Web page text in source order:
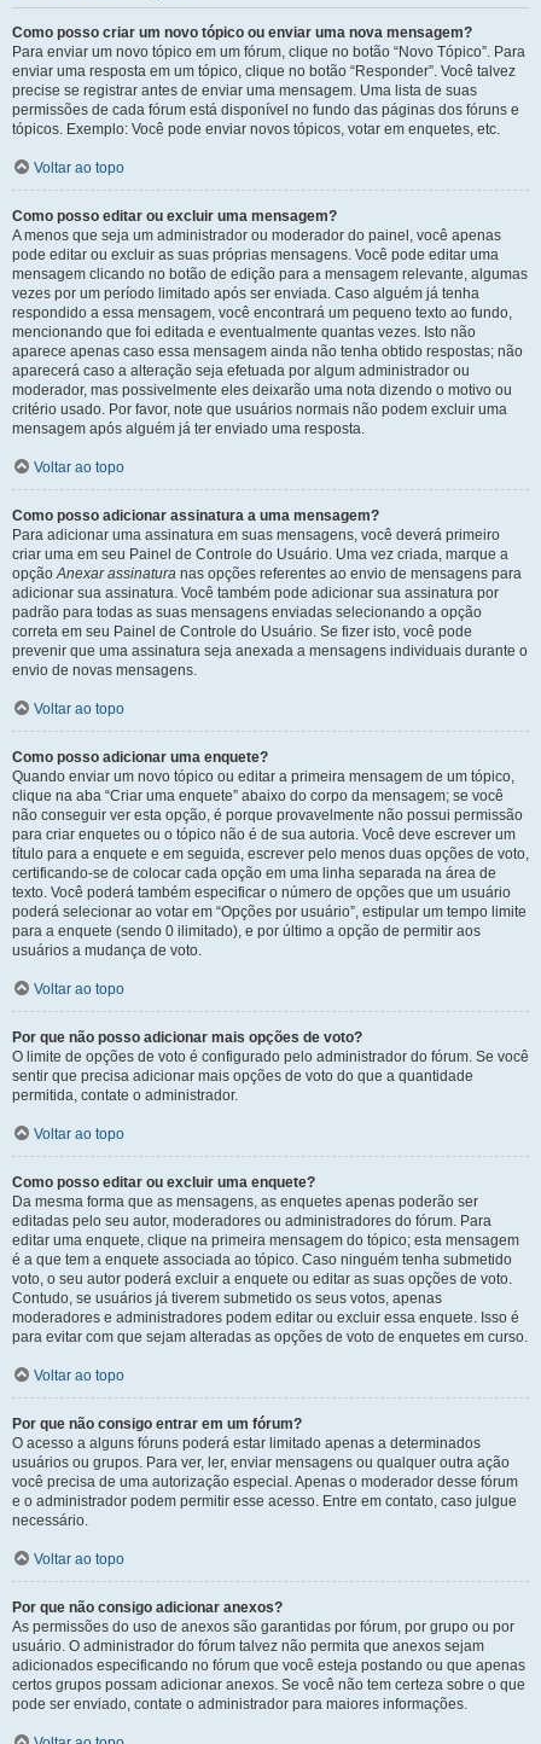
Como posso criar um novo tópico ou enviar uma nova mensagem?
Para enviar um novo tópico em um fórum, clique no botão “Novo Tópico”. Para
enviar uma resposta em um tópico, clique no botão “Responder”. Você talvez
precise se registrar antes de enviar uma mensagem. Uma lista de suas
permissões de cada fórum está disponível no fundo das páginas dos fóruns e
tópicos. Exemplo: Você pode enviar novos tópicos, votar em enquetes, etc.
Voltar ao topo
Como posso editar ou excluir uma mensagem?
A menos que seja um administrador ou moderador do painel, você apenas
pode editar ou excluir as suas próprias mensagens. Você pode editar uma
mensagem clicando no botão de edição para a mensagem relevante, algumas
vezes por um período limitado após ser enviada. Caso alguém já tenha
respondido a essa mensagem, você encontrará um pequeno texto ao fundo,
mencionando que foi editada e eventualmente quantas vezes. Isto não
aparece apenas caso essa mensagem ainda não tenha obtido respostas; não
aparecerá caso a alteração seja efetuada por algum administrador ou
moderador, mas possivelmente eles deixarão uma nota dizendo o motivo ou
critério usado. Por favor, note que usuários normais não podem excluir uma
mensagem após alguém já ter enviado uma resposta.
Voltar ao topo
Como posso adicionar assinatura a uma mensagem?
Para adicionar uma assinatura em suas mensagens, você deverá primeiro
criar uma em seu Painel de Controle do Usuário. Uma vez criada, marque a
opçãoAnexar assinatura nas opções referentes ao envio de mensagens para
adicionar sua assinatura. Você também pode adicionar sua assinatura por
padrão para todas as suas mensagens enviadas selecionando a opção
correta em seu Painel de Controle do Usuário. Se fizer isto, você pode
prevenir que uma assinatura seja anexada a mensagens individuais durante o
envio de novas mensagens.
Voltar ao topo
Como posso adicionar uma enquete?
Quando enviar um novo tópico ou editar a primeira mensagem de um tópico,
clique na aba “Criar uma enquete” abaixo do corpo da mensagem; se você
não conseguir ver esta opção, é porque provavelmente não possui permissão
para criar enquetes ou o tópico não é de sua autoria. Você deve escrever um
título para a enquete e em seguida, escrever pelo menos duas opções de voto,
certificando-se de colocar cada opção em uma linha separada na área de
texto. Você poderá também especificar o número de opções que um usuário
poderá selecionar ao votar em “Opções por usuário”, estipular um tempo limite
para a enquete (sendo 0 ilimitado), e por último a opção de permitir aos
usuários a mudança de voto.
Voltar ao topo
Por que não posso adicionar mais opções de voto?
O limite de opções de voto é configurado pelo administrador do fórum. Se você
sentir que precisa adicionar mais opções de voto do que a quantidade
permitida, contate o administrador.
Voltar ao topo
Como posso editar ou excluir uma enquete?
Da mesma forma que as mensagens, as enquetes apenas poderão ser
editadas pelo seu autor, moderadores ou administradores do fórum. Para
editar uma enquete, clique na primeira mensagem do tópico; esta mensagem
é a que tem a enquete associada ao tópico. Caso ninguém tenha submetido
voto, o seu autor poderá excluir a enquete ou editar as suas opções de voto.
Contudo, se usuários já tiverem submetido os seus votos, apenas
moderadores e administradores podem editar ou excluir essa enquete. Isso é
para evitar com que sejam alteradas as opções de voto de enquetes em curso.
Voltar ao topo
Por que não consigo entrar em um fórum?
O acesso a alguns fóruns poderá estar limitado apenas a determinados
usuários ou grupos. Para ver, ler, enviar mensagens ou qualquer outra ação
você precisa de uma autorização especial. Apenas o moderador desse fórum
e o administrador podem permitir esse acesso. Entre em contato, caso julgue
necessário.
Voltar ao topo
Por que não consigo adicionar anexos?
As permissões do uso de anexos são garantidas por fórum, por grupo ou por
usuário. O administrador do fórum talvez não permita que anexos sejam
adicionados especificando no fórum que você esteja postando ou que apenas
certos grupos possam adicionar anexos. Se você não tem certeza sobre o que
pode ser enviado, contate o administrador para maiores informações.